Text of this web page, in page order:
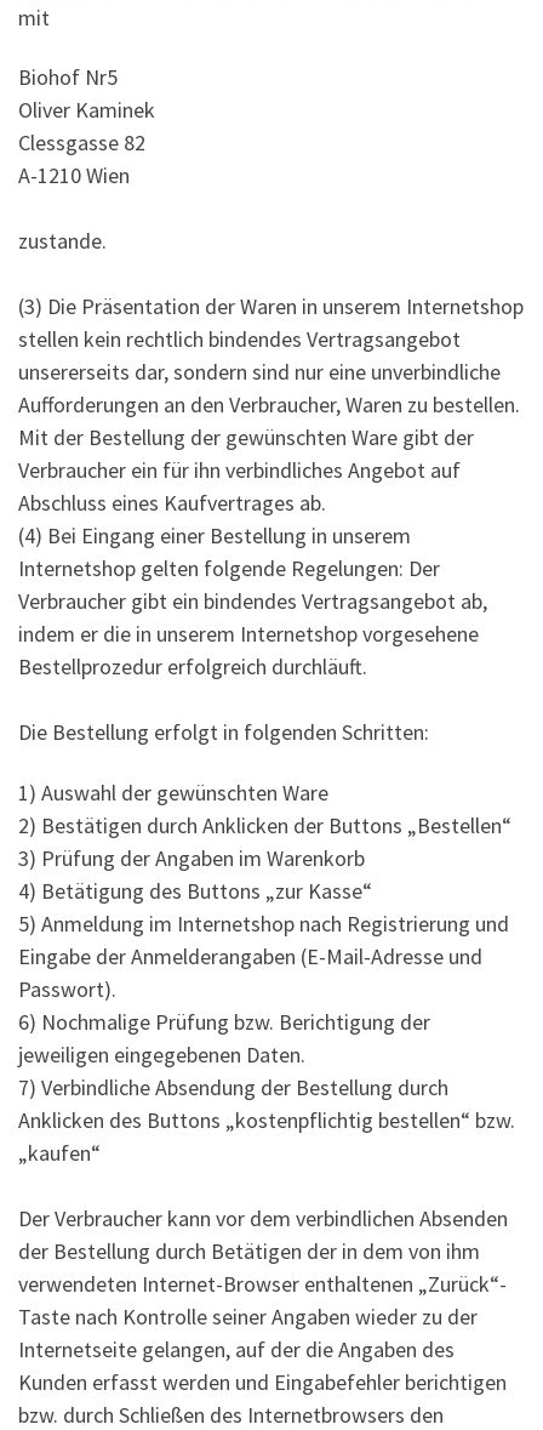
mit
Biohof Nr5
Oliver Kaminek
Clessgasse 82
A-1210 Wien
zustande.
(3) Die Präsentation der Waren in unserem Internetshop
stellen kein rechtlich bindendes Vertragsangebot
unsererseits dar, sondern sind nur eine unverbindliche
Aufforderungen an den Verbraucher, Waren zu bestellen.
Mit der Bestellung der gewünschten Ware gibt der
Verbraucher ein für ihn verbindliches Angebot auf
Abschluss eines Kaufvertrages ab.
(4) Bei Eingang einer Bestellung in unserem
Internetshop gelten folgende Regelungen: Der
Verbraucher gibt ein bindendes Vertragsangebot ab,
indem er die in unserem Internetshop vorgesehene
Bestellprozedur erfolgreich durchläuft.
Die Bestellung erfolgt in folgenden Schritten:
1) Auswahl der gewünschten Ware
2) Bestätigen durch Anklicken der Buttons „Bestellen“
3) Prüfung der Angaben im Warenkorb
4) Betätigung des Buttons „zur Kasse“
5) Anmeldung im Internetshop nach Registrierung und
Eingabe der Anmelderangaben (E-Mail-Adresse und
Passwort).
6) Nochmalige Prüfung bzw. Berichtigung der
jeweiligen eingegebenen Daten.
7) Verbindliche Absendung der Bestellung durch
Anklicken des Buttons „kostenpflichtig bestellen“ bzw.
„kaufen“
Der Verbraucher kann vor dem verbindlichen Absenden
der Bestellung durch Betätigen der in dem von ihm
verwendeten Internet-Browser enthaltenen „Zurück“-
Taste nach Kontrolle seiner Angaben wieder zu der
Internetseite gelangen, auf der die Angaben des
Kunden erfasst werden und Eingabefehler berichtigen
bzw. durch Schließen des Internetbrowsers den